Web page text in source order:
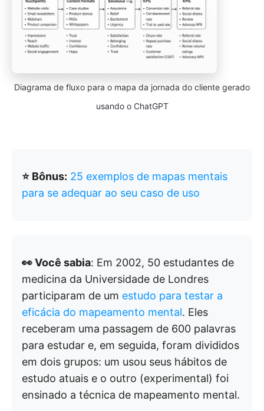
Diagrama de fluxo para o mapa da jornada do cliente gerado
usando o ChatGPT
⭐ Bônus: 25 exemplos de mapas mentais
para se adequar ao seu caso de uso
👀 Você sabia: Em 2002, 50 estudantes de
medicina da Universidade de Londres
participaram de um estudo para testar a
eficácia do mapeamento mental. Eles
receberam uma passagem de 600 palavras
para estudar e, em seguida, foram divididos
em dois grupos: um usou seus hábitos de
estudo atuais e o outro (experimental) foi
ensinado a técnica de mapeamento mental.